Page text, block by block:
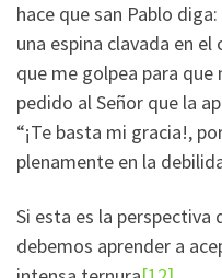
hace que san Pablo
una espina clavada en
que me golpea para que
pedido al Señor que la
“¡Te basta mi gracia!,
plenamente en la
Si esta es la perspectiva
debemos aprender a